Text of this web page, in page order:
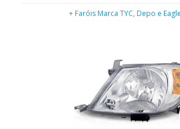
+ Faróis Marca TYC, Depo e